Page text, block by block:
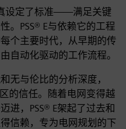
设定了标准——满足关键
。PSS® E与依赖它的工程
个主要时代，从早期的传
自动化驱动的工作流程。
无与伦比的分析深度，
的信任。随着电网变得越
进，PSS® E架起了过去和
信赖，专为电网规划的下